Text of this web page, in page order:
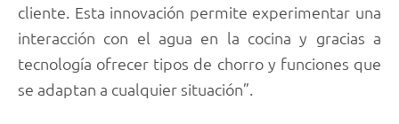
cliente. Esta innovación permite experimentar una
interacción con el agua en la cocina y gracias a
tecnología ofrecer tipos de chorro y funciones que
se adaptan a cualquier situación”.